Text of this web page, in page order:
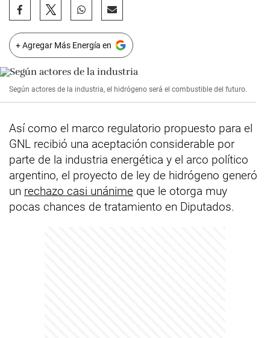
+ Agregar Más Energía en
Según actores de la industria, el hidrógeno será el combustible del futuro.
Así como el marco regulatorio propuesto para el
GNL recibió una aceptación considerable por
parte de la industria energética y el arco político
argentino, el proyecto de ley de hidrógeno generó
un rechazo casi unánime que le otorga muy
pocas chances de tratamiento en Diputados.